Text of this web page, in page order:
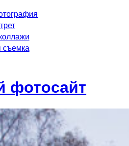
съемка
фотосайт